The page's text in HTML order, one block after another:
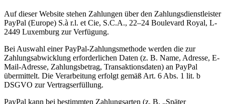
Auf dieser Website stehen Zahlungen über den Zahlungsdienstleister
PayPal (Europe) S.à r.l. et Cie, S.C.A., 22–24 Boulevard Royal, L-
2449 Luxemburg zur Verfügung.
Bei Auswahl einer PayPal-Zahlungsmethode werden die zur
Zahlungsabwicklung erforderlichen Daten (z. B. Name, Adresse, E-
Mail-Adresse, Zahlungsbetrag, Transaktionsdaten) an PayPal
übermittelt. Die Verarbeitung erfolgt gemäß Art. 6 Abs. 1 lit. b
DSGVO zur Vertragserfüllung.
PayPal kann bei bestimmten Zahlungsarten (z. B. „Später